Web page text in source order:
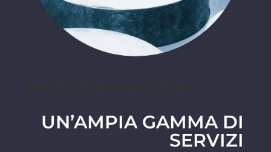
UN’AMPIA GAMMA DI
SERVIZI